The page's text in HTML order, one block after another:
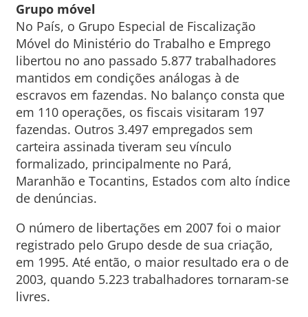
Grupo móvel
No País, o Grupo Especial de Fiscalização
Móvel do Ministério do Trabalho e Emprego
libertou no ano passado 5.877 trabalhadores
mantidos em condições análogas à de
escravos em fazendas. No balanço consta que
em 110 operações, os fiscais visitaram 197
fazendas. Outros 3.497 empregados sem
carteira assinada tiveram seu vínculo
formalizado, principalmente no Pará,
Maranhão e Tocantins, Estados com alto índice
de denúncias.
O número de libertações em 2007 foi o maior
registrado pelo Grupo desde de sua criação,
em 1995. Até então, o maior resultado era o de
2003, quando 5.223 trabalhadores tornaram-se
livres.